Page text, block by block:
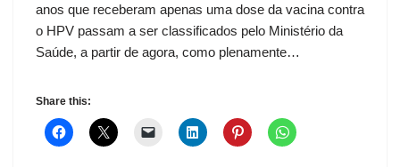
anos que receberam apenas uma dose da vacina contra
o HPV passam a ser classificados pelo Ministério da
Saúde, a partir de agora, como plenamente…
Share this: